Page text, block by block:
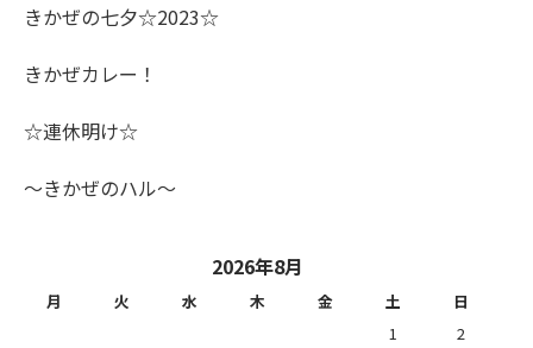
きかぜの七夕☆2023☆
きかぜカレー！
☆連休明け☆
～きかぜのハル～
2026年8月
月 火 水 木 金 土
日
1
2